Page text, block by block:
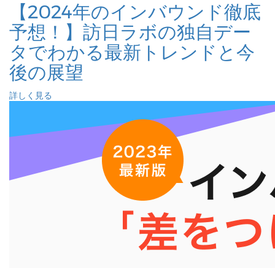
【2024年のインバウンド徹底
予想！】訪日ラボの独自デー
タでわかる最新トレンドと今
後の展望
詳しく見る